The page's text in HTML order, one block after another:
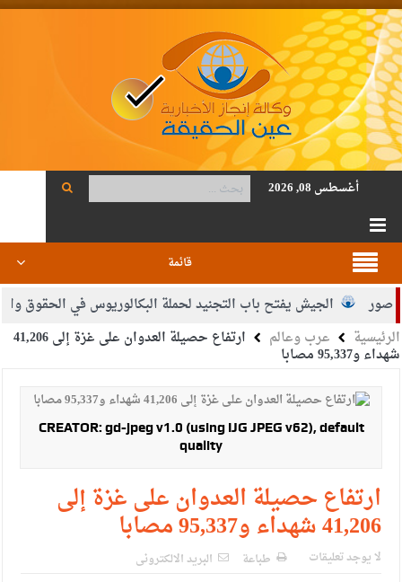
أغسطس 08, 2026
قائمة
الجيش يفتح باب التجنيد لحملة البكالوريوس في الحقوق
محمود أحمد فريحات.. مبارك ومزيدا من التوفيقالرئيسية عرب وعالم ارتفاع حصيلة العدوان على غزة إلى 41,206
شهداء و95,337 مصابا
CREATOR: gd-jpeg v1.0 (using IJG JPEG v62), default
quality
ارتفاع حصيلة العدوان على غزة إلى
41,206 شهداء و95,337 مصابا
لا يوجد تعليقات طباعة البريد الالكترونى